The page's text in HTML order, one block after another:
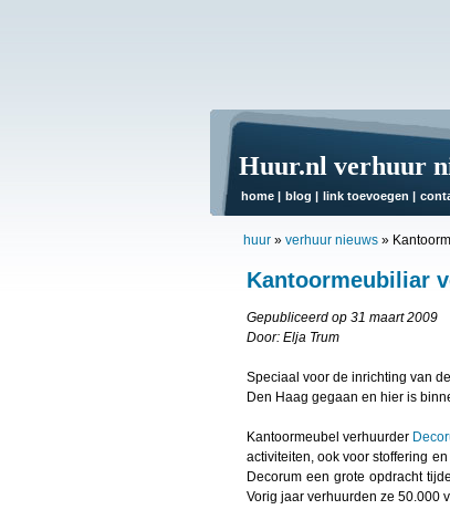
Huur.nl verhuur
home | blog | link toevoegen |
huur » verhuur nieuws »
Kantoormeubiliar
Gepubliceerd op 31 maart 2009
Door: Elja Trum
Speciaal voor de inrichting van
Den Haag gegaan en hier is
Kantoormeubel verhuurder
activiteiten, ook voor stoffering
Decorum een grote opdracht
Vorig jaar verhuurden ze 50.000